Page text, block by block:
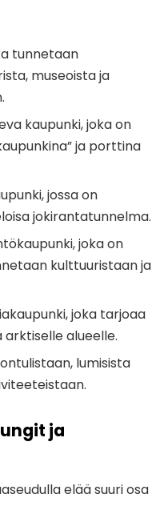
tunnetaan
museoista ja
kaupunki, joka on
ja porttina
jossa on
jokirantatunnelma.
joka on
kulttuuristaan ja
joka tarjoaa
alueelle.
lumisista
ja
elää suuri osa